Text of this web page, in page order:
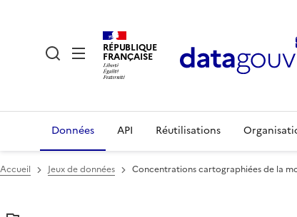
RÉPUBLIQUE
FRANÇAISE
Données API Réutilisations
Accueil Jeux de données Concentrations cartographiées de la